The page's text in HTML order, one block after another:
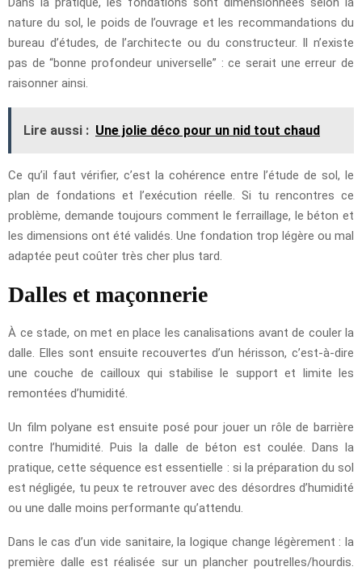
nature du sol, le poids de l’ouvrage et les recommandations du
bureau d’études, de l’architecte ou du constructeur. Il n’existe
pas de “bonne profondeur universelle” : ce serait une erreur de
raisonner ainsi.
Lire aussi : Une jolie déco pour un nid tout chaud
Ce qu’il faut vérifier, c’est la cohérence entre l’étude de sol, le
plan de fondations et l’exécution réelle. Si tu rencontres ce
problème, demande toujours comment le ferraillage, le béton et
les dimensions ont été validés. Une fondation trop légère ou mal
adaptée peut coûter très cher plus tard.
Dalles et maçonnerie
À ce stade, on met en place les canalisations avant de couler la
dalle. Elles sont ensuite recouvertes d’un hérisson, c’est-à-dire
une couche de cailloux qui stabilise le support et limite les
remontées d’humidité.
Un film polyane est ensuite posé pour jouer un rôle de barrière
contre l’humidité. Puis la dalle de béton est coulée. Dans la
pratique, cette séquence est essentielle : si la préparation du sol
est négligée, tu peux te retrouver avec des désordres d’humidité
ou une dalle moins performante qu’attendu.
Dans le cas d’un vide sanitaire, la logique change légèrement : la
première dalle est réalisée sur un plancher poutrelles/hourdis.